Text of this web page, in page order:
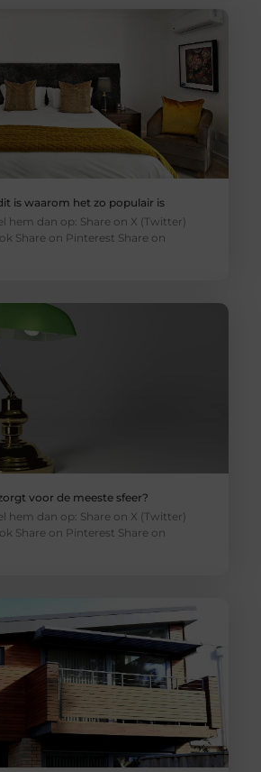
is waarom het zo populair is
hem dan op: Share on X (Twitter)
Share on Pinterest Share on
voor de meeste sfeer?
hem dan op: Share on X (Twitter)
Share on Pinterest Share on